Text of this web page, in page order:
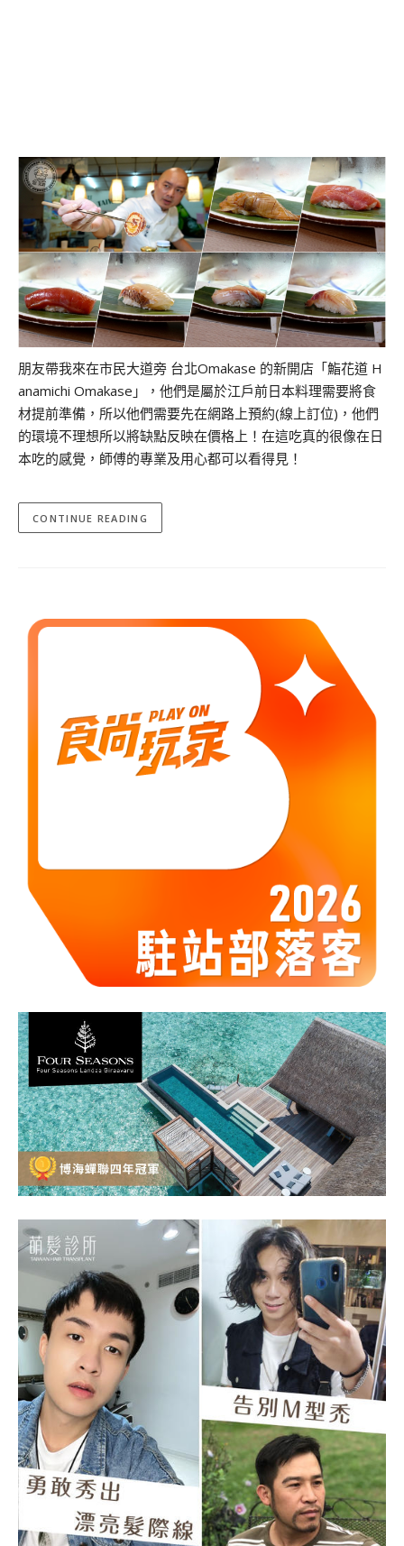
朋友帶我來在市民大道旁 台北Omakase 的新開店「鮨花道 H
anamichi Omakase」，他們是屬於江戶前日本料理需要將食
材提前準備，所以他們需要先在網路上預約(線上訂位)，他們
的環境不理想所以將缺點反映在價格上！在這吃真的很像在日
本吃的感覺，師傅的專業及用心都可以看得見！
CONTINUE READING